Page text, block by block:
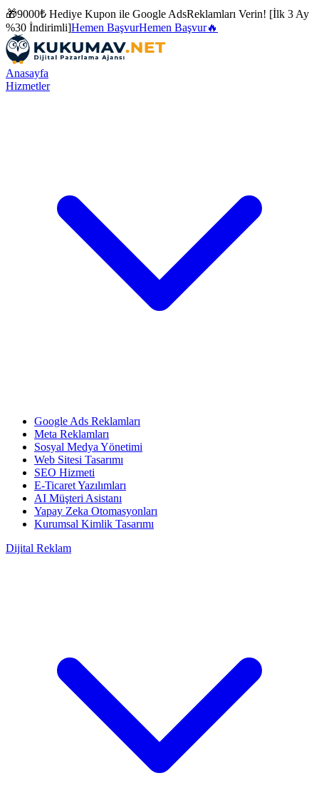
🎁9000₺ Hediye Kupon ile Google AdsReklamları Verin! [İlk 3 Ay
%30 İndirimli]Hemen BaşvurHemen Başvur🔥
Anasayfa
Hizmetler
Google Ads Reklamları
Meta Reklamları
Sosyal Medya Yönetimi
Web Sitesi Tasarımı
SEO Hizmeti
E-Ticaret Yazılımları
AI Müşteri Asistanı
Yapay Zeka Otomasyonları
Kurumsal Kimlik Tasarımı
Dijital Reklam